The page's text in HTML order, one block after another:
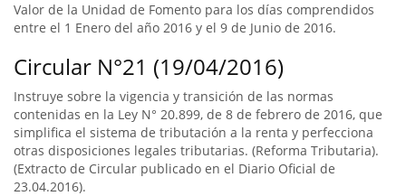
Valor de la Unidad de Fomento para los días comprendidos
entre el 1 Enero del año 2016 y el 9 de Junio de 2016.
Circular N°21 (19/04/2016)
Instruye sobre la vigencia y transición de las normas
contenidas en la Ley N° 20.899, de 8 de febrero de 2016, que
simplifica el sistema de tributación a la renta y perfecciona
otras disposiciones legales tributarias. (Reforma Tributaria).
(Extracto de Circular publicado en el Diario Oficial de
23.04.2016).